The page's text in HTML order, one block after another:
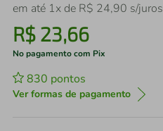
em até 1x de R$ 24,90 s/juros
R$ 23,66
No pagamento com Pix
830 pontos
Ver formas de pagamento